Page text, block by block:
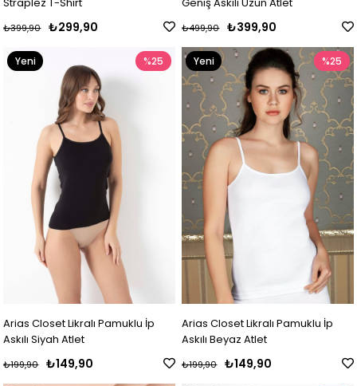
₺299,90
₺399,90 ₺399,90
₺499,90
Arias Closet Likralı Pamuklu İp
Askılı Siyah Atlet
₺149,90
₺199,90
%25
Yeni
Arias Closet Likralı Pamuklu İp
Askılı Beyaz Atlet
₺149,90
₺199,90
%25
Yeni
Ürün